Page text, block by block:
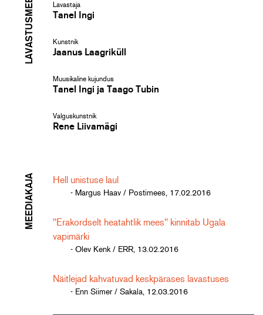
Lavastaja
Tanel Ingi
Kunstnik
Jaanus Laagriküll
Muusikaline kujundus
Tanel Ingi ja Taago Tubin
Valguskunstnik
Rene Liivamägi
MEEDIAKAJA Hell unistuse laul
- Margus Haav / Postimees, 17.02.2016
"Erakordselt heatahtlik mees" kinnitab Ugala
vapimärki
- Olev Kenk / ERR, 13.02.2016
Näitlejad kahvatuvad keskpärases lavastuses
- Enn Siimer / Sakala, 12.03.2016